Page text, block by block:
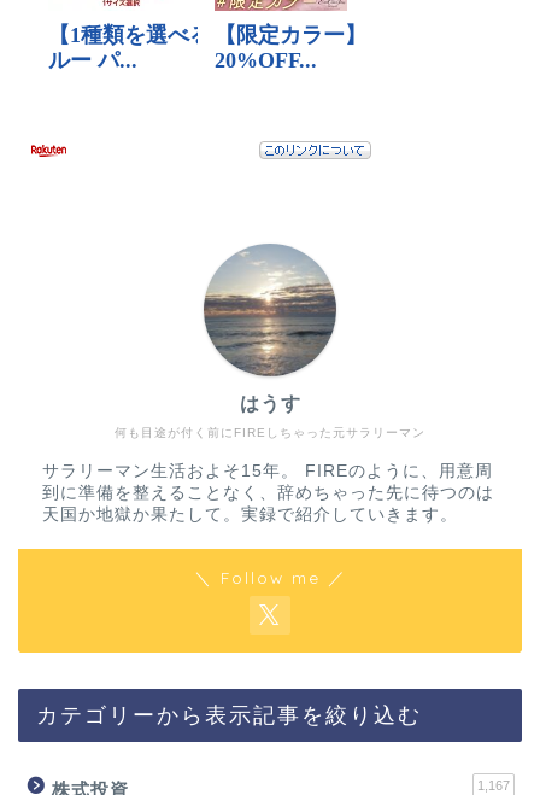
何も目途が付く前にFIREしちゃった元サラリーマン
はうす
サラリーマン生活およそ15年。 FIREのように、用意周
到に準備を整えることなく、辞めちゃった先に待つのは
天国か地獄か果たして。実録で紹介していきます。
＼ Follow me ／
カテゴリーから表示記事を絞り込む
株式投資 1,167